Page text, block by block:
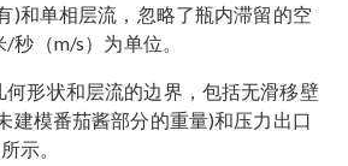
)和单相层流，忽略了瓶内滞留的空
秒（m/s）为单位。
形状和层流的边界，包括无滑移壁
建模番茄酱部分的重量)和压力出口
示。